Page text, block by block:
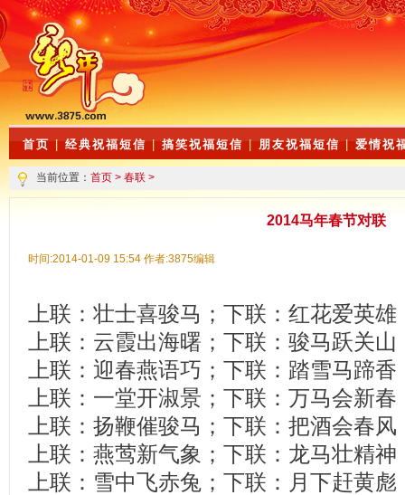
首页 | 经典祝福短信 | 搞笑祝福短信 | 朋友祝福短信 | 爱情祝
当前位置： 首页 > 春联 >
2014马年春节对联
时间:2014-01-09 15:54 作者:3875编辑
上联：壮士喜骏马；下联：红花爱英雄
上联：云霞出海曙；下联：骏马跃关山
上联：迎春燕语巧；下联：踏雪马蹄香
上联：一堂开淑景；下联：万马会新春
上联：扬鞭催骏马；下联：把酒会春风
上联：燕莺新气象；下联：龙马壮精神
上联：雪中飞赤兔；下联：月下赶黄彪